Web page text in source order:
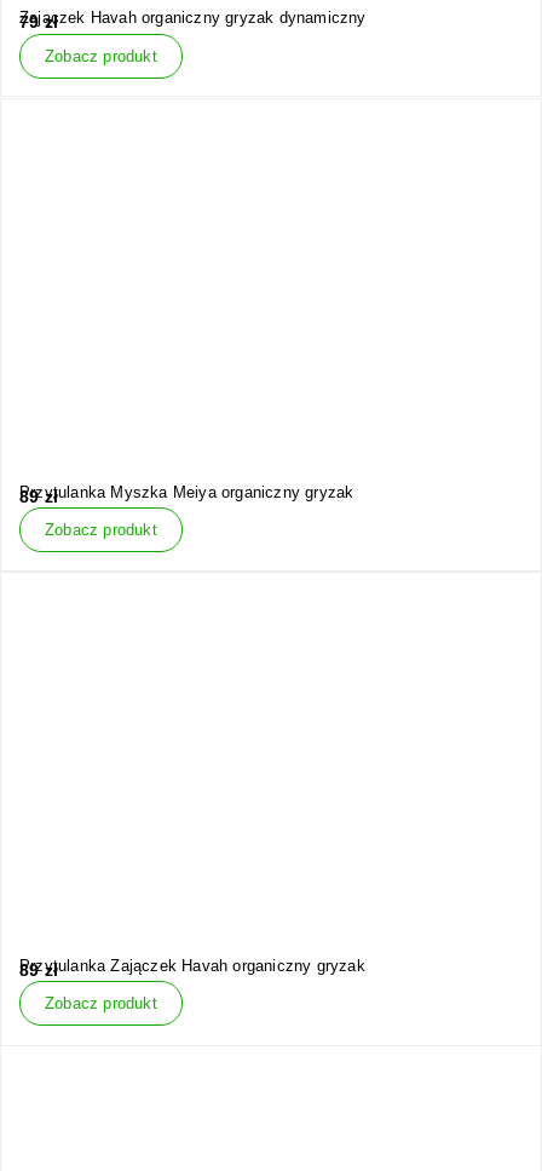
Zajączek Havah organiczny gryzak dynamiczny
79zł
Zobacz produkt
Przytulanka Myszka Meiya organiczny gryzak
89zł
Zobacz produkt
Przytulanka Zajączek Havah organiczny gryzak
89zł
Zobacz produkt